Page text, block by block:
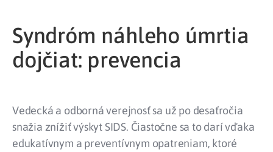
Syndróm náhleho úmrtia
dojčiat: prevencia
Vedecká a odborná verejnosť sa už po desaťročia
snažia znížiť výskyt SIDS. Čiastočne sa to darí vďaka
edukatívnym a preventívnym opatreniam, ktoré